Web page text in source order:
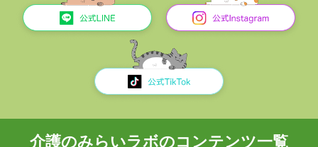
介護のみらいラボのコンテンツ一覧